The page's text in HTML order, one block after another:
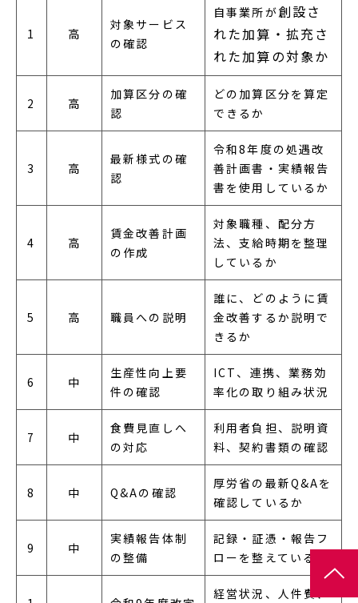
1 高
対象サービス
の確認
自事業所が創設さ
れた加算・拡充さ
れた加算の対象か
2 高
加算区分の確
認
どの加算区分を算定
できるか
3 高
最新様式の確
認
令和8年度の処遇改
善計画書・実績報告
書を使用しているか
4 高
賃金改善計画
の作成
対象職種、配分方
法、支給時期を整理
しているか
5 高 職員への説明
誰に、どのように賃
金改善するか説明で
きるか
6 中
生産性向上要
件の確認
ICT、連携、業務効
率化の取り組み状況
7 中
食費見直しへ
の対応
利用者負担、説明資
料、契約書類の確認
8 中 Q&Aの確認
厚労省の最新Q&Aを
確認しているか
9 中
実績報告体制
の整備
記録・証憑・報告フ
ローを整えているか
経営状況、人件費、